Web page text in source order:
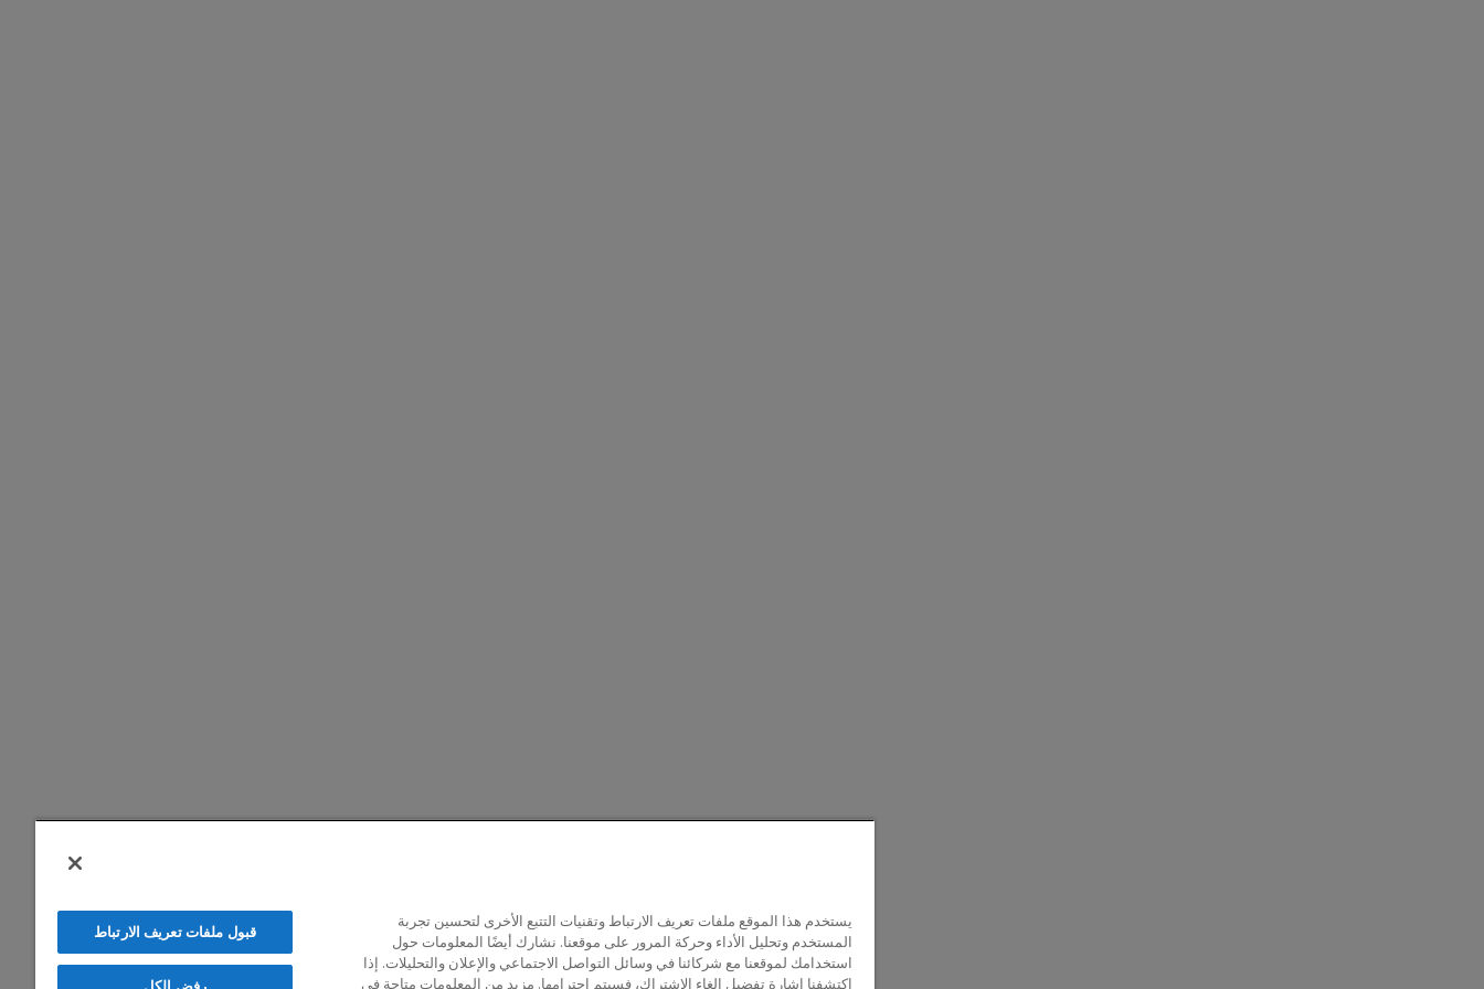
يستخدم هذا الموقع ملفات تعريف الارتباط وتقنيات التتبع الأخرى لتحسين تجربة
المستخدم وتحليل الأداء وحركة المرور على موقعنا. نشارك أيضًا المعلومات حول
استخدامك لموقعنا مع شركائنا في وسائل التواصل الاجتماعي والإعلان والتحليلات. إذا
اكتشفنا إشارة تفضيل إلغاء الاشتراك، فسيتم احترامها. مزيد من المعلومات متاحة في
قبول ملفات تعريف الارتباط